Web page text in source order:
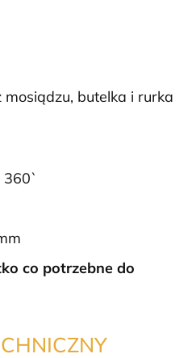
butelka i rurka
360`
co potrzebne do